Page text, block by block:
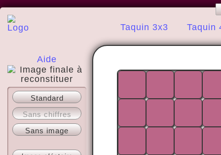
Taquin 3x3 Taquin
Aide
A propos
Standard
Sans chiffres
Sans image